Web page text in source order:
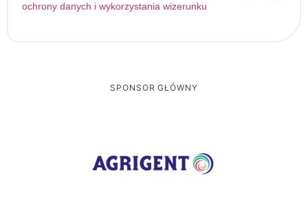
ochrony danych i wykorzystania wizerunku
SPONSOR GŁÓWNY